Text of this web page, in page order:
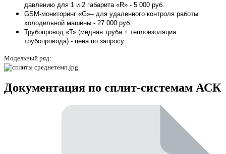
давлению для 1 и 2 габарита «R» - 5 000 руб.
GSM-мониторинг «G»– для удаленного контроля работы
холодильной машины - 27 000 руб.
Трубопровод «Т» (медная труба + теплоизоляция
трубопровода) - цена по запросу.
Модельный ряд:
Документация по сплит-системам АСК